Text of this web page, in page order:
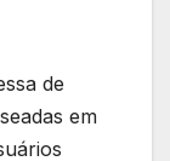
de
em